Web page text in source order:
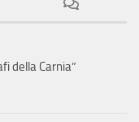
della Carnia”